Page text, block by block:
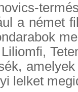
a német
lelket